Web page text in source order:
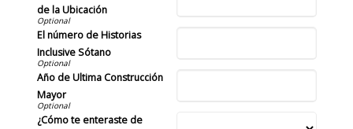
de la Ubicación
El número de Historias
Inclusive Sótano
Año de Ultima Construcción
Mayor
¿Cómo te enteraste de